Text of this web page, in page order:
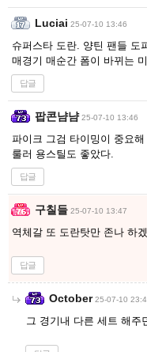
Luciai 25-07-10 13:46
슈퍼스타 도란. 양틴 팬들 도
매경기 매순간 폼이 바뀌는
답글
팝콘냠냠 25-07-10 13:46
파이크 그검 타이밍이 중요
룰러 용스틸도 좋았다.
답글
구칠들 25-07-10 13:47
역체갈 또 도란탓만 존나 하
답글
October 25-07-10
그 경기내 다른 세트 해주